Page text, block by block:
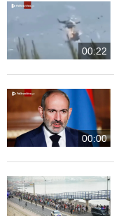
00:22
00:00